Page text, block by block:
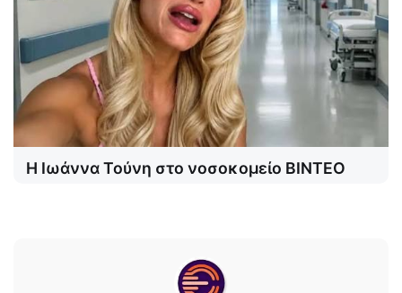
Η Ιωάννα Τούνη στο νοσοκομείο ΒΙΝΤΕΟ